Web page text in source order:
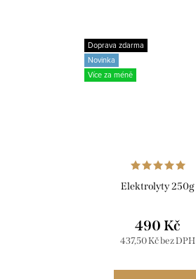
Doprava zdarma
Novinka
Více za méně
Elektrolyty 250g
437,50 Kč bez DPH
490 Kč